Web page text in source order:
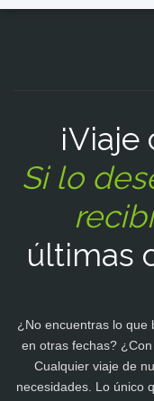
Si lo
últimas
¿No encuentras lo que
en otras fechas?
Cualquier viaje de
necesidades. Lo único